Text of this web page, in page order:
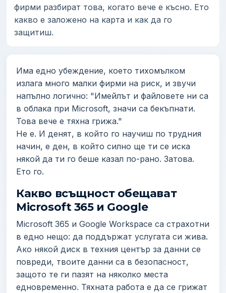
фирми разбират това, когато вече е късно. Ето
какво е заложено на карта и как да го
защитиш.
Има едно убеждение, което тихомълком
излага много малки фирми на риск, и звучи
напълно логично: "Имейлът и файловете ни са
в облака при Microsoft, значи са бекъпнати.
Това вече е тяхна грижа."
Не е. И денят, в който го научиш по трудния
начин, е ден, в който силно ще ти се иска
някой да ти го беше казал по-рано. Затова.
Ето го.
Какво всъщност обещават
Microsoft 365 и Google
Microsoft 365 и Google Workspace са страхотни
в едно нещо: да поддържат услугата си жива.
Ако някой диск в техния център за данни се
повреди, твоите данни са в безопасност,
защото те ги пазят на няколко места
едновременно. Тяхната работа е да се грижат